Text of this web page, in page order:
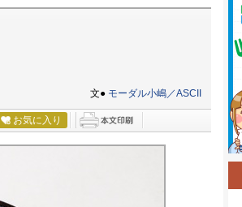
文● モーダル小嶋／ASCII
お気に入り